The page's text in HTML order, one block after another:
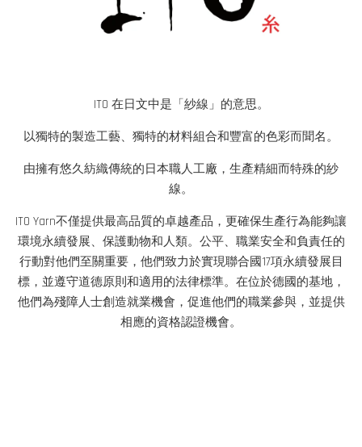
ITO 在日文中是「紗線」的意思。
以獨特的製造工藝、獨特的材料組合和豐富的色彩而聞名。
由擁有悠久紡織傳統的日本職人工廠，生產精細而特殊的紗
線。
ITO Yarn不僅提供最高品質的卓越產品，更確保生產行為能夠讓
環境永續發展、保護動物和人類。公平、職業安全和負責任的
行動對他們至關重要，他們致力於實現聯合國17項永續發展目
標，並遵守道德原則和適用的法律標準。在位於德國的基地，
他們為殘障人士創造就業機會，促進他們的職業參與，並提供
相應的資格認證機會。